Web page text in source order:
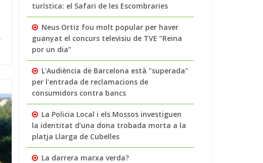
turística: el Safari de les Escombraries
Neus Ortiz fou molt popular per haver
guanyat el concurs televisiu de TVE “Reina
por un dia”
L'Audiència de Barcelona està "superada"
per l'entrada de reclamacions de
consumidors contra bancs
La Policia Local i els Mossos investiguen
la identitat d’una dona trobada morta a la
platja Llarga de Cubelles
La darrera marxa verda?